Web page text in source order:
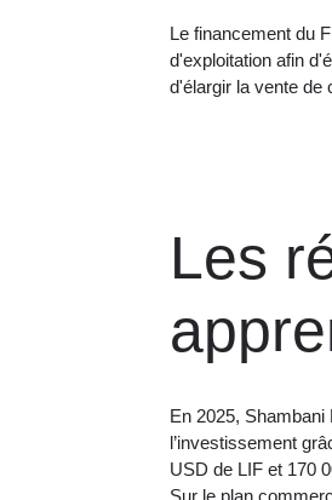
Le financement du
d'exploitation afin
d'élargir la vente de
Les
En 2025,
l’investissement
USD de LIF et 170
Sur le plan